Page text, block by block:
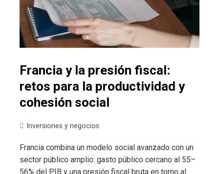
Francia y la presión fiscal:
retos para la productividad y
cohesión social
Inversiones y negocios
Francia combina un modelo social avanzado con un
sector público amplio: gasto público cercano al 55–
56% del PIB y una presión fiscal bruta en torno al